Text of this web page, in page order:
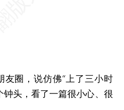
圈，说仿佛“上了三小时
钟头，看了一篇很小心、很